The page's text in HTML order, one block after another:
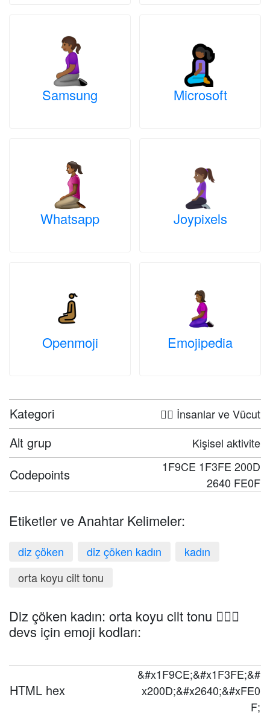
Samsung Microsoft
Whatsapp Joypixels
Openmoji Emojipedia
Kategori 🤦‍♀️ İnsanlar ve Vücut
Alt grup Kişisel aktivite
Codepoints
1F9CE 1F3FE 200D
2640 FE0F
Etiketler ve Anahtar Kelimeler:
diz çöken diz çöken kadın
kadın
orta koyu cilt tonu
Diz çöken kadın: orta koyu cilt tonu 🧎🏾‍♀️
devs için emoji kodları:
HTML hex
&#x1F9CE;&#x1F3FE;&#
x200D;&#x2640;&#xFE0
F;